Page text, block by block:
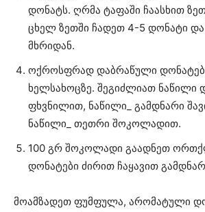
დონატს. ღრმა ტაფაში ჩაასხით
ცხელ ზეთში ჩადეთ 4-5 დონატი და
მხრიდან.
ოქროსფრად დაბრაწული
ხელსახოცზე. შეგიძლიათ ნაწილი
ფხვნილით, ნაწილი_ გამდნარი
ნაწილი_ თეთრი შოკოლადით.
100 გრ შოკოლადი გაადნეთ
დონატები ძირით ჩაყავით
მოამზადეთ ფუმფულა, არომატული